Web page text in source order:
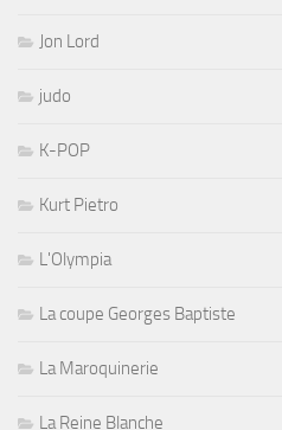
Jon Lord
judo
K-POP
Kurt Pietro
L'Olympia
La coupe Georges Baptiste
La Maroquinerie
La Reine Blanche